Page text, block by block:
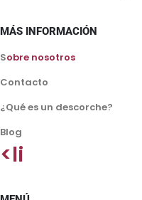
MÁS INFORMACIÓN
Sobre nosotros
Contacto
¿Qué es un descorche?
Blog
<li